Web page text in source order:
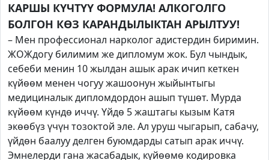
КАРШЫ КҮЧТҮҮ ФОРМУЛА! АЛКОГОЛГО
БОЛГОН КӨЗ КАРАНДЫЛЫКТАН АРЫЛТУУ!
– Мен профессионал нарколог адистердин биримин.
ЖОЖдогу билимим же дипломум жок. Бул чындык,
себеби менин 10 жылдан ашык арак ичип кеткен
күйөөм менен чогуу жашоонун жыйынтыгы
медициналык дипломдордон ашып түшөт. Мурда
күйөөм күндө иччү. Үйдө 5 жаштагы кызым Катя
экөөбүз үчүн тозоктой эле. Ал уруш чыгарып, сабачу,
үйдөн баалуу делген буюмдарды сатып арак иччү.
Эмнелерди гана жасабадык, күйөөмө кодировка